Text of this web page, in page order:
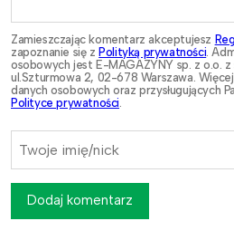
Zamieszczając komentarz akceptujesz
zapoznanie się z Polityką prywatności.
osobowych jest E-MAGAZYNY sp. z o.o.
ul.Szturmowa 2, 02-678 Warszawa.
danych osobowych oraz przysługujących
Polityce prywatności.
Dodaj komentarz